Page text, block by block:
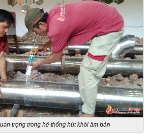
trọng trong hệ thống hút khói âm bàn